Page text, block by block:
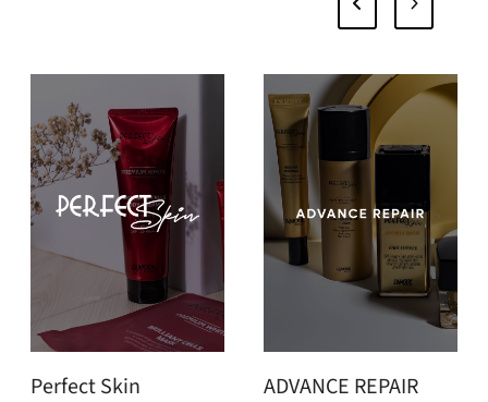
ADVANCE REPAIR [p-system]